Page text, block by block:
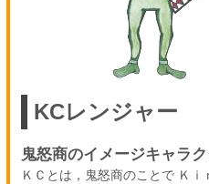
KCレンジャー
鬼怒商のイメージキャラ
ＫＣとは，鬼怒商のことで Ｋ